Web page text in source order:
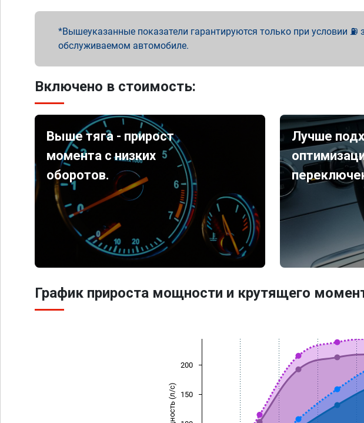
Вышеуказанные показатели гарантируются только при условии
обслуживаемом автомобиле.
Включено в стоимость:
Выше тяга - прирост
момента с низких
оборотов.
Лучше
График прироста мощности и крутящего
Мощность (л/с) 150
200